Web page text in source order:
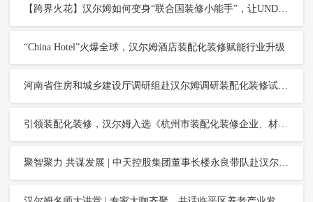
【跨界火花】汉尔姆如何变身“联合国装修小能手”，让UNDP办公空间焕发新生？
“China Hotel”火爆全球，汉尔姆酒店装配化装修赋能行业升级
河南省住房和城乡建设厅调研组赴汉尔姆调研装配化装修试点工作
引领装配化装修，汉尔姆入选《杭州市装配化装修企业、材料与部品目录集》
聚智聚力 共谋发展 | 中天控股集团董事长楼永良带队赴汉尔姆访问交流